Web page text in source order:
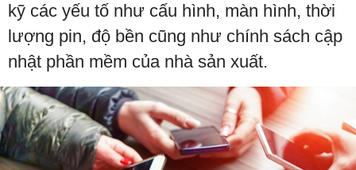
kỹ các yếu tố như cấu hình, màn hình, thời
lượng pin, độ bền cũng như chính sách cập
nhật phần mềm của nhà sản xuất.